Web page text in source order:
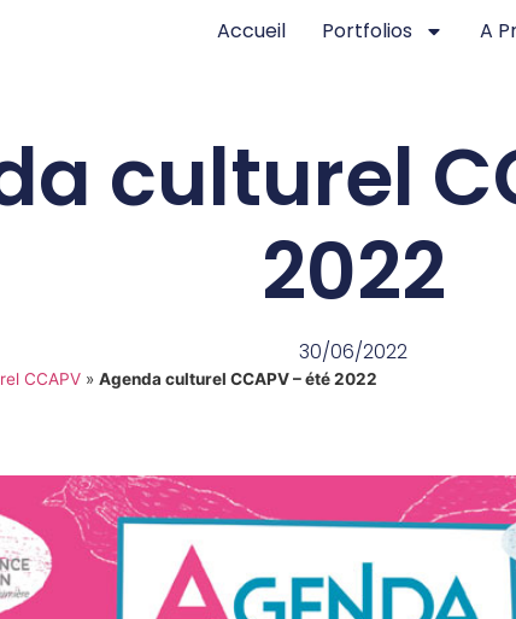
Accueil Portfolios A
culturel
2022
30/06/2022
CCAPV » Agenda culturel CCAPV – été 2022